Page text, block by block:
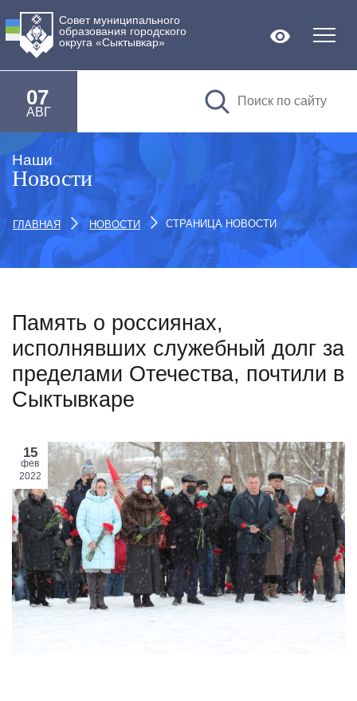
Совет муниципального
образования городского
округа «Сыктывкар»
07
АВГ
Версия
Наши
Новости
ГЛАВНАЯ НОВОСТИ СТРАНИЦА НОВОСТИ
Память о россиянах,
исполнявших служебный долг за
пределами Отечества, почтили в
Сыктывкаре
15
фев
2022